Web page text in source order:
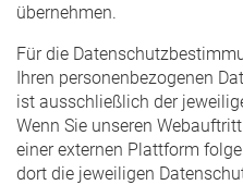
übernehmen.
Für die
Ihren personenbezogenen
ist ausschließlich der
Wenn Sie unseren
einer externen Plattform
dort die jeweiligen